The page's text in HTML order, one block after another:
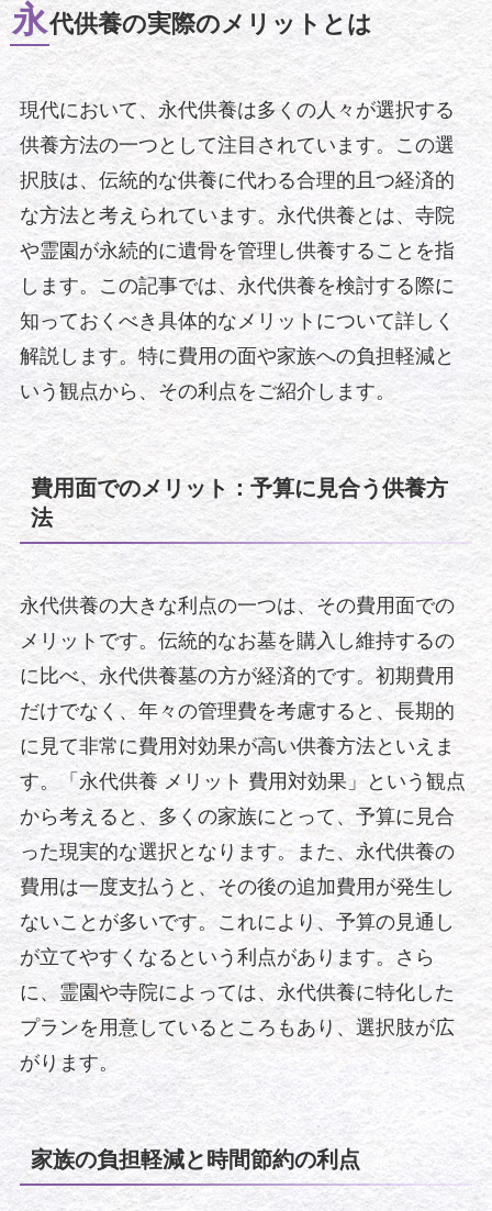
永代供養の実際のメリットとは
現代において、永代供養は多くの人々が選択する
供養方法の一つとして注目されています。この選
択肢は、伝統的な供養に代わる合理的且つ経済的
な方法と考えられています。永代供養とは、寺院
や霊園が永続的に遺骨を管理し供養することを指
します。この記事では、永代供養を検討する際に
知っておくべき具体的なメリットについて詳しく
解説します。特に費用の面や家族への負担軽減と
いう観点から、その利点をご紹介します。
費用面でのメリット：予算に見合う供養方
法
永代供養の大きな利点の一つは、その費用面での
メリットです。伝統的なお墓を購入し維持するの
に比べ、永代供養墓の方が経済的です。初期費用
だけでなく、年々の管理費を考慮すると、長期的
に見て非常に費用対効果が高い供養方法といえま
す。「永代供養 メリット 費用対効果」という観点
から考えると、多くの家族にとって、予算に見合
った現実的な選択となります。また、永代供養の
費用は一度支払うと、その後の追加費用が発生し
ないことが多いです。これにより、予算の見通し
が立てやすくなるという利点があります。さら
に、霊園や寺院によっては、永代供養に特化した
プランを用意しているところもあり、選択肢が広
がります。
家族の負担軽減と時間節約の利点